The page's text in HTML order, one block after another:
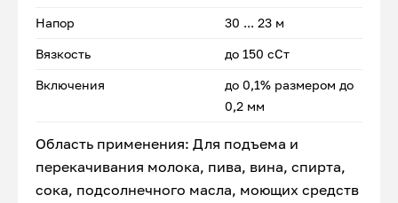
Напор 30 ... 23 м
Вязкость до 150 сСт
Включения
до 0,1% размером до
0,2 мм
Область применения: Для подъема и
перекачивания молока, пива, вина, спирта,
сока, подсолнечного масла, моющих средств